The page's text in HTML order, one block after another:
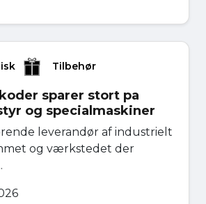
Tilbehør
sparer stort pa
og specialmaskiner
leverandør af industrielt
og værkstedet der